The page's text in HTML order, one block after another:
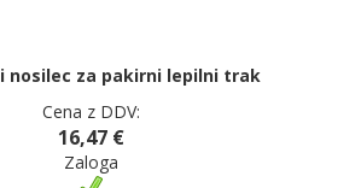
nosilec za pakirni lepilni trak
Cena z DDV:
16,47 €
Zaloga